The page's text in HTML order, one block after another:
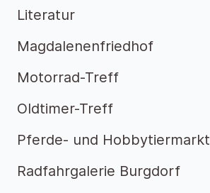
Literatur
Magdalenenfriedhof
Motorrad-Treff
Oldtimer-Treff
Pferde- und Hobbytiermarkt
Radfahrgalerie Burgdorf